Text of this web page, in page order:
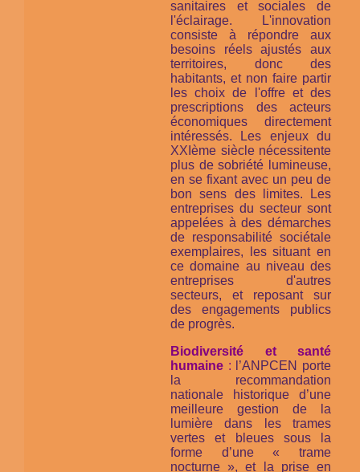
sanitaires et sociales de
l'éclairage. L'innovation
consiste à répondre aux
besoins réels ajustés aux
territoires, donc des
habitants, et non faire partir
les choix de l'offre et des
prescriptions des acteurs
économiques directement
intéressés. Les enjeux du
XXIème siècle nécessitente
plus de sobriété lumineuse,
en se fixant avec un peu de
bon sens des limites. Les
entreprises du secteur sont
appelées à des démarches
de responsabilité sociétale
exemplaires, les situant en
ce domaine au niveau des
entreprises d'autres
secteurs, et reposant sur
des engagements publics
de progrès.
Biodiversité et santé
humaine : l’ANPCEN porte
la recommandation
nationale historique d’une
meilleure gestion de la
lumière dans les trames
vertes et bleues sous la
forme d’une « trame
nocturne », et la prise en